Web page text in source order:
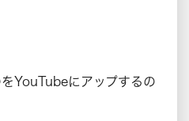
YouTubeにアップするの